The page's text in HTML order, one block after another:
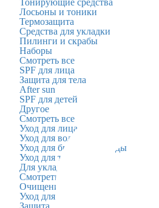
Тонирующие средства
Лосьоны и тоники
Термозащита
Средства для укладки
Пилинги и скрабы
Наборы
Смотреть все
SPF для лица
Защита для тела
After sun
SPF для детей
Другое
Смотреть все
Уход для лица
Уход для волос
Уход для бритья и бороды
Уход для тела и душа
Для укладки волос
Смотреть все
Очищение
Уход для тела
Защита